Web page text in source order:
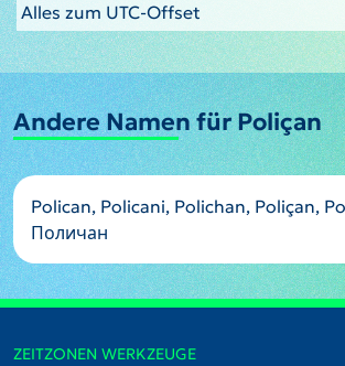
Alles zum UTC-Offset
Andere Namen für Poliçan
Polican, Policani, Polichan, Poliçan,
Поличан
ZEITZONEN WERKZEUGE